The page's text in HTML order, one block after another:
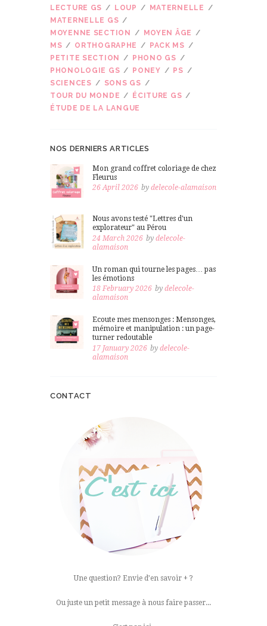
LECTURE GS
LOUP
MATERNELLE
MATERNELLE GS
MOYENNE SECTION
MOYEN ÂGE
MS
ORTHOGRAPHE
PACK MS
PETITE SECTION
PHONO GS
PHONOLOGIE GS
PONEY
PS
SCIENCES
SONS GS
TOUR DU MONDE
ÉCITURE GS
ÉTUDE DE LA LANGUE
NOS DERNIERS ARTICLES
Mon grand coffret coloriage de chez
Fleurus
26 April 2026 bydelecole-alamaison
Nous avons testé "Lettres d'un
explorateur" au Pérou
24 March 2026 bydelecole-
alamaison
Un roman qui tourne les pages… pas
les émotions
18 February 2026 bydelecole-
alamaison
Ecoute mes mensonges : Mensonges,
mémoire et manipulation : un page-
turner redoutable
17 January 2026 bydelecole-
alamaison
CONTACT
Une question? Envie d’en savoir + ?
Ou juste un petit message à nous faire passer...